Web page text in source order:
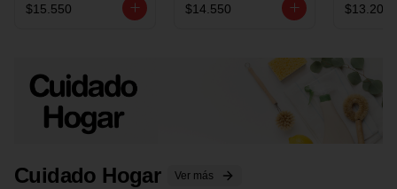
MERMELADA
$15.550
X 20 GRS
$14.550
X 15
$13.200
Cuidado Hogar Ver más